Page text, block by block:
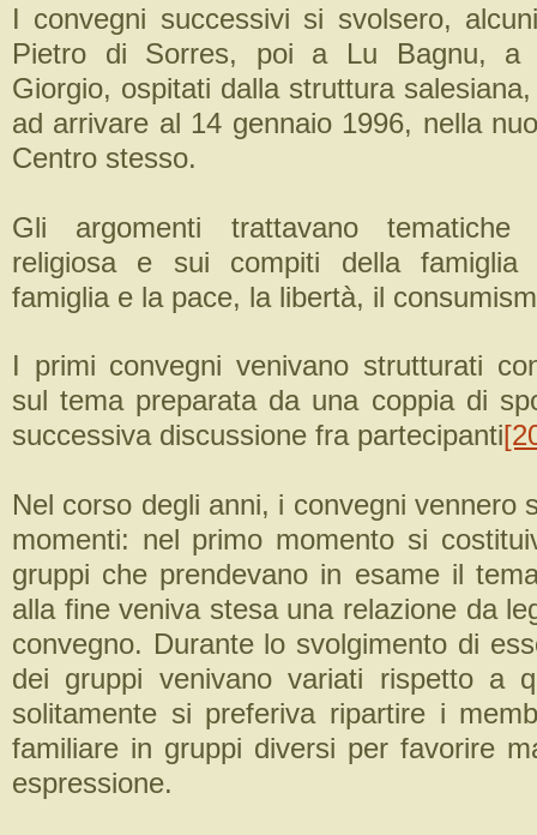
I convegni successivi si svolsero,
Pietro di Sorres, poi a Lu Bagnu, a
Giorgio, ospitati dalla struttura
ad arrivare al 14 gennaio 1996, nella
Centro stesso.
Gli argomenti trattavano tematiche
religiosa e sui compiti della famiglia
famiglia e la pace, la libertà, il
I primi convegni venivano strutturati
sul tema preparata da una coppia di
successiva discussione fra partecipanti
Nel corso degli anni, i convegni vennero
momenti: nel primo momento si
gruppi che prendevano in esame il
alla fine veniva stesa una relazione da
convegno. Durante lo svolgimento di
dei gruppi venivano variati rispetto a
solitamente si preferiva ripartire i
familiare in gruppi diversi per favorire
espressione.